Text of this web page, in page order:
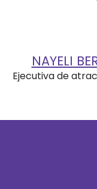
NAYELI
Ejecutiva de